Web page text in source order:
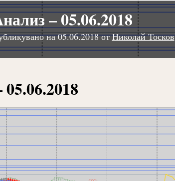
– 05.06.2018
на05.06.2018отНиколай Тосков